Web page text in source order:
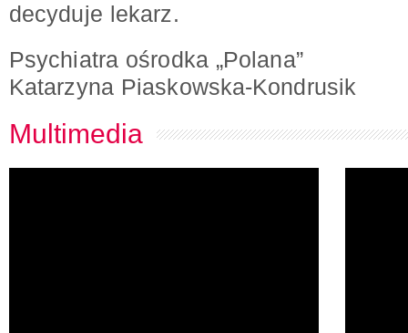
decyduje lekarz.
Psychiatra ośrodka „Polana”
Katarzyna Piaskowska-Kondrusik
Multimedia